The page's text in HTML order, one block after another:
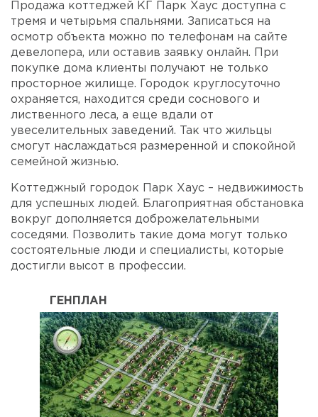
Продажа коттеджей КГ Парк Хаус доступна с
тремя и четырьмя спальнями. Записаться на
осмотр объекта можно по телефонам на сайте
девелопера, или оставив заявку онлайн. При
покупке дома клиенты получают не только
просторное жилище. Городок круглосуточно
охраняется, находится среди соснового и
лиственного леса, а еще вдали от
увеселительных заведений. Так что жильцы
смогут наслаждаться размеренной и спокойной
семейной жизнью.
Коттеджный городок Парк Хаус – недвижимость
для успешных людей. Благоприятная обстановка
вокруг дополняется доброжелательными
соседями. Позволить такие дома могут только
состоятельные люди и специалисты, которые
достигли высот в профессии.
ГЕНПЛАН